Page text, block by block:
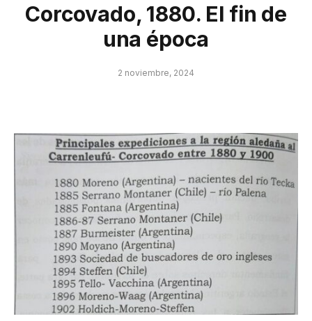
Corcovado, 1880. El fin de
una época
2 noviembre, 2024